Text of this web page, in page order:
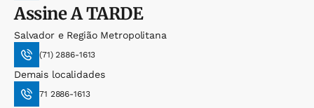
AssineA TARDE
Salvador e Região Metropolitana
(71) 2886-1613
Demais localidades
71 2886-1613